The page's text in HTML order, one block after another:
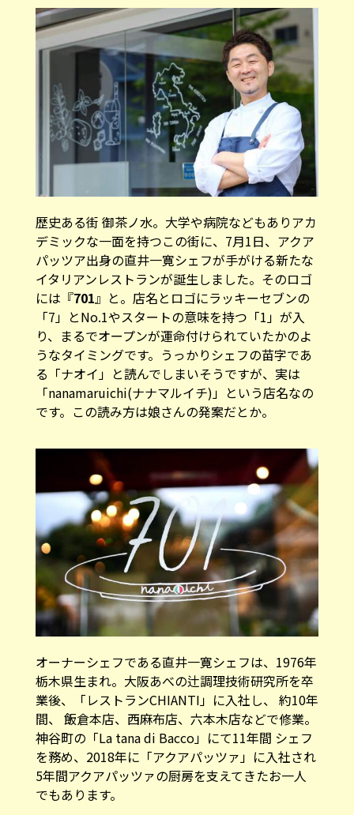
歴史ある街 御茶ノ水。大学や病院などもありアカ
デミックな一面を持つこの街に、7月1日、アクア
パッツア出身の直井一寛シェフが手がける新たな
イタリアンレストランが誕生しました。そのロゴ
には『701』と。店名とロゴにラッキーセブンの
「7」とNo.1やスタートの意味を持つ「1」が入
り、まるでオープンが運命付けられていたかのよ
うなタイミングです。うっかりシェフの苗字であ
る「ナオイ」と読んでしまいそうですが、実は
「nanamaruichi(ナナマルイチ)」という店名なの
です。この読み方は娘さんの発案だとか。
オーナーシェフである直井一寛シェフは、1976年
栃木県生まれ。大阪あべの辻調理技術研究所を卒
業後、「レストランCHIANTI」に入社し、 約10年
間、 飯倉本店、西麻布店、六本木店などで修業。
神谷町の「La tana di Bacco」にて11年間 シェフ
を務め、2018年に「アクアパッツァ」に入社され
5年間アクアパッツァの厨房を支えてきたお一人
でもあります。